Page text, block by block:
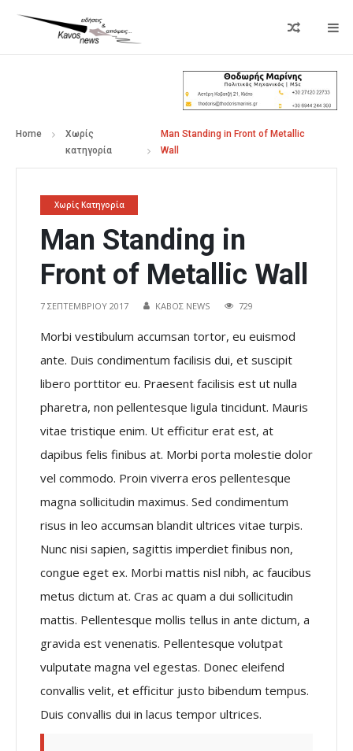
Home
Χωρίς
κατηγορία
Man Standing in Front of Metallic
Wall
Χωρίς Κατηγορία
Man Standing in
Front of Metallic Wall
7 ΣΕΠΤΕΜΒΡΊΟΥ 2017 ΚΑΒΟΣ NEWS 729
Morbi vestibulum accumsan tortor, eu euismod
ante. Duis condimentum facilisis dui, et suscipit
libero porttitor eu. Praesent facilisis est ut nulla
pharetra, non pellentesque ligula tincidunt. Mauris
vitae tristique enim. Ut efficitur erat est, at
dapibus felis finibus at. Morbi porta molestie dolor
vel commodo. Proin viverra eros pellentesque
magna sollicitudin maximus. Sed condimentum
risus in leo accumsan blandit ultrices vitae turpis.
Nunc nisi sapien, sagittis imperdiet finibus non,
congue eget ex. Morbi mattis nisl nibh, ac faucibus
metus dictum at. Cras ac quam a dui sollicitudin
mattis. Pellentesque mollis tellus in ante dictum, a
gravida est venenatis. Pellentesque volutpat
vulputate magna vel egestas. Donec eleifend
convallis velit, et efficitur justo bibendum tempus.
Duis convallis dui in lacus tempor ultrices.